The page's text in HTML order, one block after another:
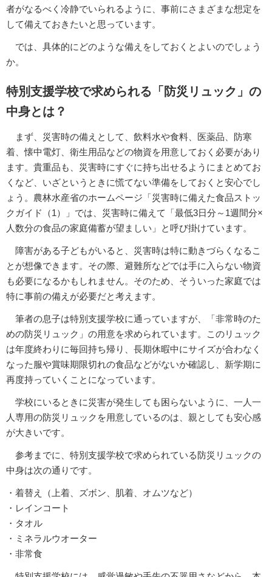
者がなるべく冷静でいられるように、事前にさまざまな想定を
して備えておきたいと思っています。
では、具体的にどのような備えをしておくとよいのでしょう
か。
特別支援学校で求められる「防災リュック」の
中身とは？
まず、災害時の備えとして、飲料水や食料、医薬品、防寒
着、懐中電灯、衛生用品などの物資を用意しておく必要があり
ます。貴重品も、災害時にすぐに持ち出せるようにまとめてお
くなど、いざというときに慌てない準備をしておくと安心でし
ょう。農林水産省のホームページ「災害時に備えた食品ストッ
クガイド（1）」では、災害時に備えて「最低3日分～1週間分×
人数分の食品の家庭備蓄が望ましい」と呼び掛けています。
障害がある子どもがいると、災害時は特に動きづらくなるこ
とが想像できます。その際、避難所などでは手に入らない物資
も必要になるかもしれません。そのため、そういった家庭では
特に事前の備えが必要だと考えます。
筆者の息子は特別支援学校に通っていますが、「非常時のた
めの防災リュック」の用意を求められています。このリュック
は年度終わりに毎回持ち帰り、長期休暇中にサイズが合わなく
なった服や賞味期限切れの食品などがないか確認し、新学期に
再度持っていくことになっています。
学校にいるときに災害が発生しても困らないように、一人一
人専用の防災リュックを用意しているのは、親としても安心感
が大きいです。
参考までに、特別支援学校で求められている防災リュックの
中身は次の通りです。
・着替え（上着、ズボン、肌着、オムツなど）
・レインコート
・タオル
・ミネラルウオーター
・非常食